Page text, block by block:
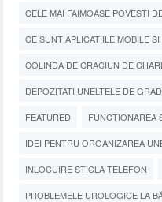
CELE MAI FAIMOASE POVESTI
CE SUNT APLICATIILE MOBILE
COLINDA DE CRACIUN DE
DEPOZITATI UNELTELE DE
FEATURED FUNCTIONAREA
IDEI PENTRU ORGANIZAREA
INLOCUIRE STICLA TELEFON
PROBLEMELE UROLOGICE LA